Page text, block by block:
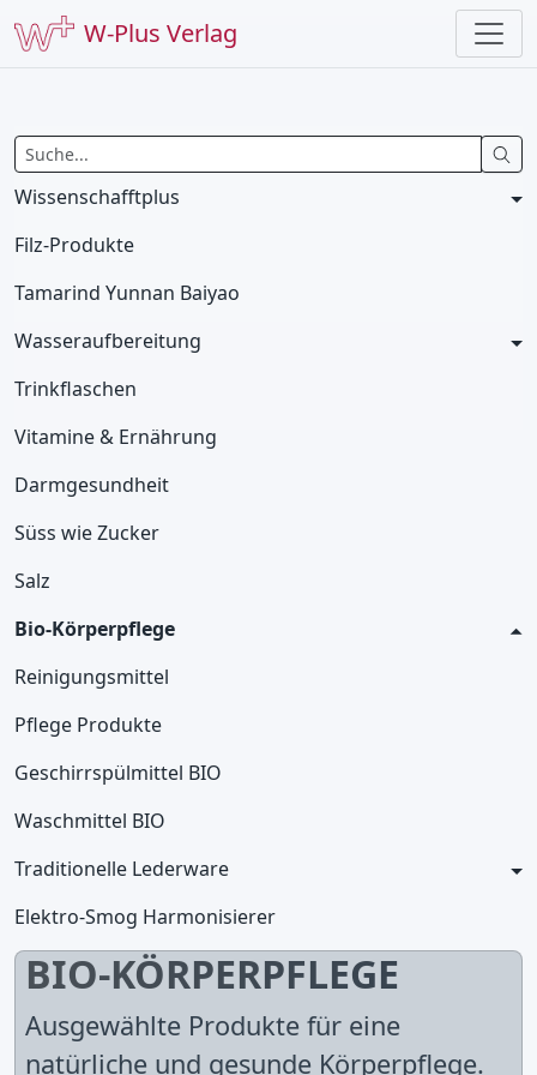
W-Plus Verlag
Wissenschafftplus
Filz-Produkte
Tamarind Yunnan Baiyao
Wasseraufbereitung
Trinkflaschen
Vitamine & Ernährung
Darmgesundheit
Süss wie Zucker
Salz
Bio-Körperpflege
Reinigungsmittel
Pflege Produkte
Geschirrspülmittel BIO
Waschmittel BIO
Traditionelle Lederware
Elektro-Smog Harmonisierer
BIO-KÖRPERPFLEGE
Ausgewählte Produkte für eine
natürliche und gesunde Körperpflege.